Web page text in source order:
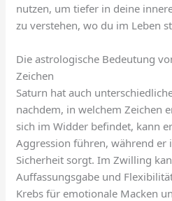
nutzen, um tiefer in deine
zu verstehen, wo du im Leben
Die astrologische Bedeutung
Zeichen
Saturn hat auch
nachdem, in welchem Zeichen
sich im Widder befindet, kann
Aggression führen, während er
Sicherheit sorgt. Im Zwilling
Auffassungsgabe und
Krebs für emotionale Macken